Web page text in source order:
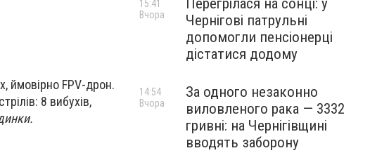
ймовірно FPV-дрон.
8 вибухів,
Перегрілася на сонці: у
Чернігові патрульні
допомогли пенсіонерці
дістатися додому
15:41
Вчора
За одного незаконно
виловленого рака — 3332
гривні: на Чернігівщині
вводять заборону
14:54
Вчора